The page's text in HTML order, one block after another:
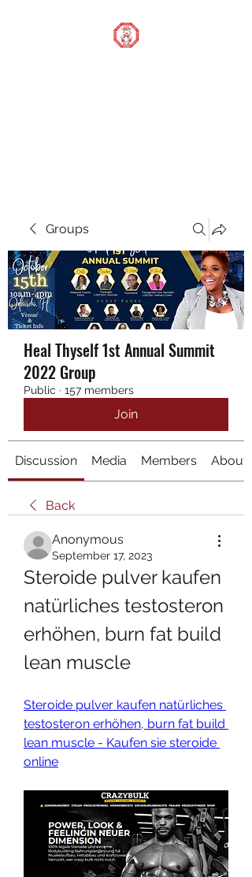
Groups
Heal Thyself 1st Annual Summit
2022 Group
Public · 157 members
Join
Discussion Media Members About
Back
Anonymous
September 17, 2023
Steroide pulver kaufen
natürliches testosteron
erhöhen, burn fat build
lean muscle
Steroide pulver kaufen natürliches
testosteron erhöhen, burn fat build
lean muscle - Kaufen sie steroide
online